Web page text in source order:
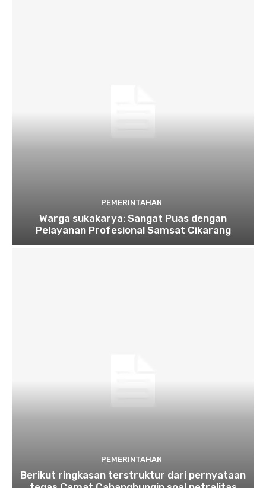
PEMERINTAHAN
Warga sukakarya: Sangat Puas dengan
Pelayanan Profesional Samsat Cikarang
PEMERINTAHAN
Berikut ringkasan terstruktur dari pernyataan